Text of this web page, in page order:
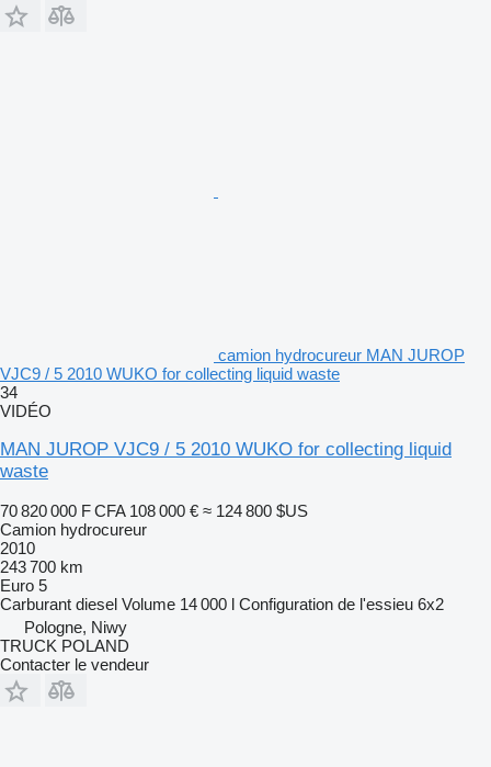
camion hydrocureur MAN JUROP
VJC9 / 5 2010 WUKO for collecting liquid waste
34
VIDÉO
MAN JUROP VJC9 / 5 2010 WUKO for collecting liquid
waste
70 820 000 F CFA 108 000 € ≈ 124 800 $US
Camion hydrocureur
2010
243 700 km
Euro 5
Carburant diesel Volume 14 000 l Configuration de l'essieu 6x2
Pologne, Niwy
TRUCK POLAND
Contacter le vendeur